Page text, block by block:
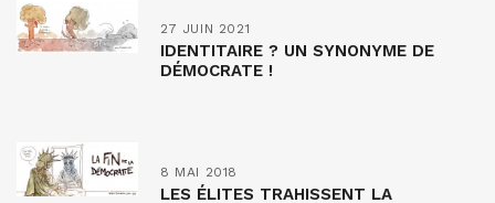
27 JUIN 2021
IDENTITAIRE ? UN SYNONYME DE
DÉMOCRATE !
8 MAI 2018
LES ÉLITES TRAHISSENT LA